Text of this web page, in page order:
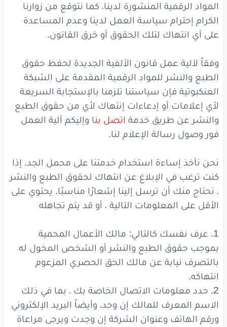
المواد الرقمية المنشورة لدينا، كما نتوقع من زوارنا
الكرام إحترام سياسة العمل لدينا وعدم المساعدة
على أي انتهاك لتلك الحقوق أو خرق القانون.
وفقاً لآلية عمل قانون الألفية الجديدة لحفظ حقوق
الطبع والنشر للمواد الرقمية المقدمة على الشبكة
العنكبوتية فإن سياستنا تلزمنا بالإستجابة السريعة
لأي إعلامات أو إدعاءات إنتهاك لأي من حقوق الطبع
والنشر عن طريق خدمة اتصل بنا وإليكم آلية العمل
فور وصول رسالة الإعلام لنا.
نحن نأخذ إساءة استخدام خدمتنا على محمل الجد. إذا
كنت ترغب في الإبلاغ عن انتهاك لحقوق الطبع والنشر
، نحتاج منك أن ترسل إلينا إشعارًا مناسبًا. يحتوي على
الأقل على المعلومات التالية ، أو قد يتم تجاهله
1. عرف نفسك كالتالي: مالك الأعمال المحمية
بموجب حقوق الطبع والنشر أو الشخص المخول له
بالتصرف نيابة عن مالك الحق الحصري المزعوم
انتهاكه.
2. حدد معلومات الاتصال الخاصة بك ، بما في ذلك
الاسم المعرف للمالك إن وجد، وأيضاً البريد الإلكتروني
ورقم الهاتف وعنوان الشركة إن وجدت ويرجى مراعاة